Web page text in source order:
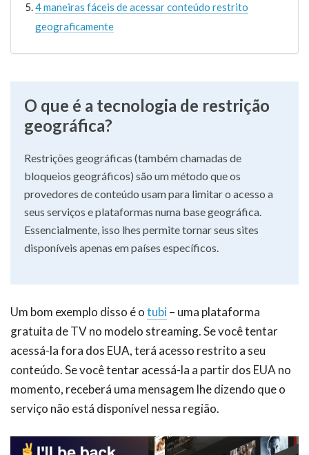
4 maneiras fáceis de acessar conteúdo restrito
geograficamente
O que é a tecnologia de restrição
geográfica?
Restrições geográficas (também chamadas de
bloqueios geográficos) são um método que os
provedores de conteúdo usam para limitar o acesso a
seus serviços e plataformas numa base geográfica.
Essencialmente, isso lhes permite tornar seus sites
disponíveis apenas em países específicos.
Um bom exemplo disso é otubi– uma plataforma
gratuita de TV no modelo streaming. Se você tentar
acessá-la fora dos EUA, terá acesso restrito a seu
conteúdo. Se você tentar acessá-la a partir dos EUA no
momento, receberá uma mensagem lhe dizendo que o
serviço não está disponível nessa região.